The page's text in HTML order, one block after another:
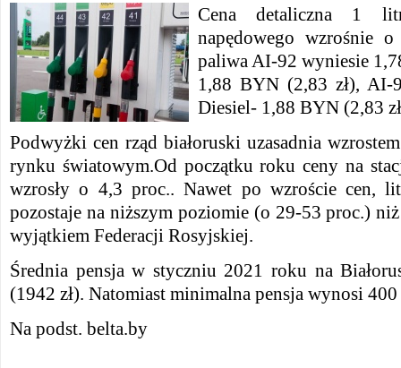
Cena detaliczna 1
napędowego wzrośnie
paliwa AI-92 wyniesie
1,88 BYN (2,83 zł), AI-
Diesiel- 1,88 BYN (2,83
Podwyżki cen rząd białoruski uzasadnia
rynku światowym.Od początku roku ceny na
wzrosły o 4,3 proc..Nawet po wzroście cen,
pozostaje na niższym poziomie (o 29-53 proc.)
wyjątkiem Federacji Rosyjskiej.
Średnia pensja w styczniu 2021 roku na
(1942 zł). Natomiast minimalna pensja wynosi
Na podst. belta.by